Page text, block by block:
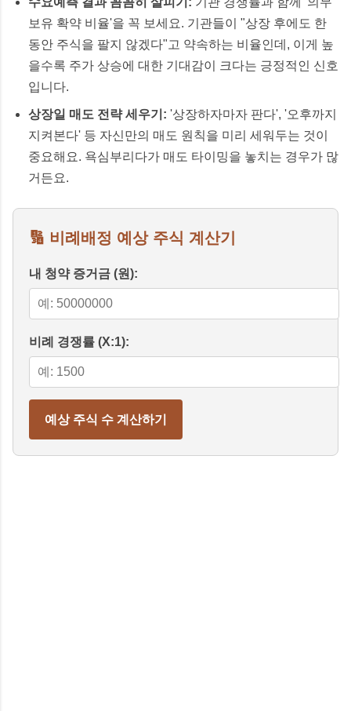
보유 확약 비율'을 꼭 보세요. 기관들이 "상장 후에도 한
동안 주식을 팔지 않겠다"고 약속하는 비율인데, 이게 높
을수록 주가 상승에 대한 기대감이 크다는 긍정적인 신호
입니다.
상장일 매도 전략 세우기: '상장하자마자 판다', '오후까지
지켜본다' 등 자신만의 매도 원칙을 미리 세워두는 것이
중요해요. 욕심부리다가 매도 타이밍을 놓치는 경우가 많
거든요.
🔢 비례배정 예상 주식 계산기
내 청약 증거금 (원):
비례 경쟁률 (X:1):
예상 주식 수 계산하기